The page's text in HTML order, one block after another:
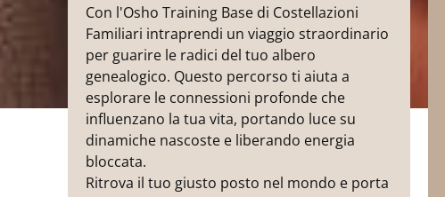
Lorem ipsum dolor sit amet
Lorem ipsum dolor sit amet
Lorem ipsum dolor sit amet
Con l'Osho Training Base di Costellazioni
Familiari intraprendi un viaggio straordinario
per guarire le radici del tuo albero
genealogico. Questo percorso ti aiuta a
esplorare le connessioni profonde che
influenzano la tua vita, portando luce su
dinamiche nascoste e liberando energia
bloccata.
Ritrova il tuo giusto posto nel mondo e porta